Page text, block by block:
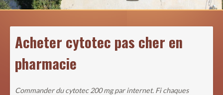
Acheter cytotec pas cher en
pharmacie
Commander du cytotec 200 mg par internet. Fi chaques